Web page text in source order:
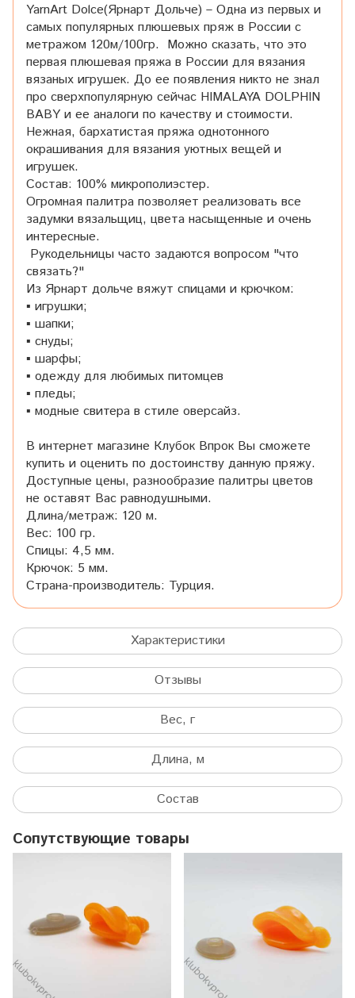
YarnArt Dolce(Ярнарт Дольче) – Одна из первых и
самых популярных плюшевых пряж в России с
метражом 120м/100гр. Можно сказать, что это
первая плюшевая пряжа в России для вязания
вязаных игрушек. До ее появления никто не знал
про сверхпопулярную сейчас HIMALAYA DOLPHIN
BABY и ee аналоги по качеству и стоимости.
Нежная, бархатистая пряжа однотонного
окрашивания для вязания уютных вещей и
игрушек.
Состав: 100% микрополиэстер.
Огромная палитра позволяет реализовать все
задумки вязальщиц, цвета насыщенные и очень
интересные.
Рукодельницы часто задаются вопросом "что
связать?"
Из Ярнарт дольче вяжут спицами и крючком:
▪︎ игрушки;
▪︎ шапки;
▪︎ снуды;
▪︎ шарфы;
▪︎ одежду для любимых питомцев
▪︎ пледы;
▪︎ модные свитера в стиле оверсайз.
В интернет магазине Клубок Впрок Вы сможете
купить и оценить по достоинству данную пряжу.
Доступные цены, разнообразие палитры цветов
не оставят Вас равнодушными.
Длина/метраж: 120 м.
Вес: 100 гр.
Спицы: 4,5 мм.
Крючок: 5 мм.
Страна-производитель: Турция.
Характеристики
Отзывы
Вес, г
Длина, м
Состав
Сопутствующие товары